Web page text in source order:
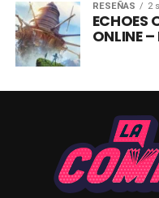
RESEÑAS 2
ECHOES
ONLINE